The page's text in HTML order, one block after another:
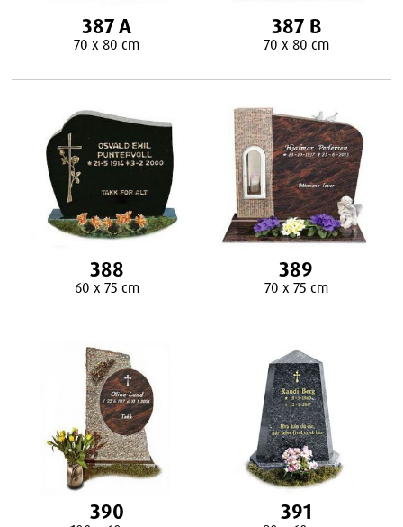
387 A
70 x 80 cm
387 B
70 x 80 cm
388
60 x 75 cm
389
70 x 75 cm
390 391